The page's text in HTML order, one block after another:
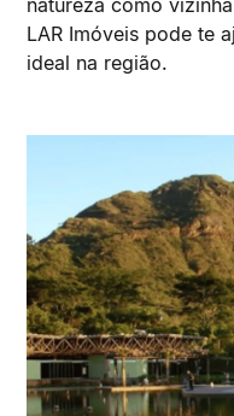
LAR Imóveis pode te
ideal na região.